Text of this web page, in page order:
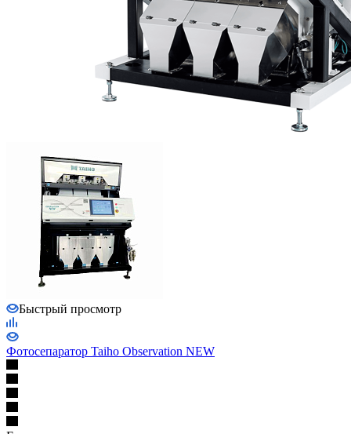
Быстрый просмотр
Фотосепаратор Taiho Observation NEW